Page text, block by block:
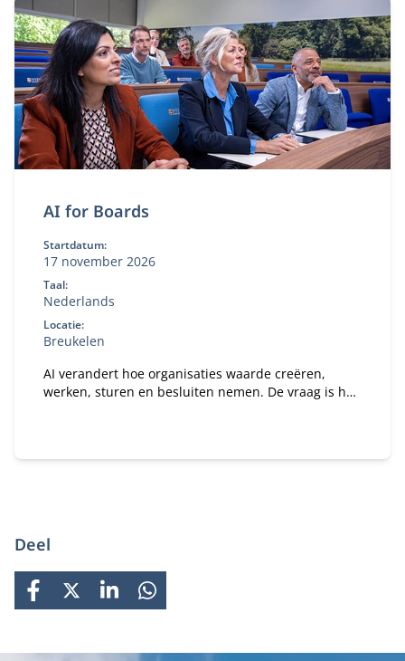
AI for Boards
Startdatum:
17 november 2026
Taal:
Nederlands
Locatie:
Breukelen
AI verandert hoe organisaties waarde creëren,
werken, sturen en besluiten nemen. De vraag is hoe
toezichthouder.
Deel
FACEBOOK
X LINKEDINWHATSAPP